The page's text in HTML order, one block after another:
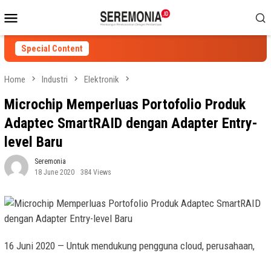
to
contentMenu
Special Content
Home Industri Elektronik
Microchip Memperluas Portofolio Produk
Adaptec SmartRAID dengan Adapter Entry-
level Baru
Seremonia
18 June 2020
384 Views
16 Juni 2020 — Untuk mendukung pengguna cloud, perusahaan,